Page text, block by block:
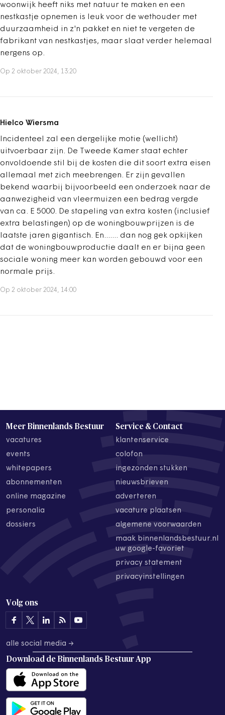
woonwijk heeft niks met natuur te maken en een
nestkastje opnemen is leuk voor de wethouder met
duurzaamheid in z'n pakket en niet te vergeten de
fabrikant van nestkastjes, maar slaat verder helemaal
nergens op.
Op 2 oktober 2024, 13:20
Hielco Wiersma
Incidenteel zal een dergelijke motie (wellicht)
uitvoerbaar zijn. De Tweede Kamer staat echter
onvoldoende stil bij de kosten die dit soort extra eisen
allemaal met zich meebrengen. Er zijn gevallen
bekend waarbij bijvoorbeeld een onderzoek naar de
aanwezigheid van vleermuizen een bedrag vergde
van ca. E 5000. De stapeling van extra kosten (inclusief
extra belastingen) op de woningbouwprijzen is de
laatste jaren gigantisch. En....... dan nog gek opkijken
dat de woningbouwproductie daalt en er bijna geen
sociale woning meer kan worden gebouwd voor een
normale prijs.
Op 2 oktober 2024, 14:00
Meer Binnenlands Bestuur
vacatures
events
whitepapers
abonnementen
online magazine
personalia
dossiers
Service & Contact
klantenservice
colofon
ingezonden stukken
nieuwsbrieven
adverteren
vacature plaatsen
algemene voorwaarden
maak binnenlandsbestuur.nl
uw google-favoriet
privacy statement
privacyinstellingen
Volg ons
alle social media →
Download de Binnenlands Bestuur App